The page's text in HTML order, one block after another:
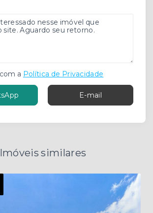
a Política de Privacidade
E-mail
Imóveis similares